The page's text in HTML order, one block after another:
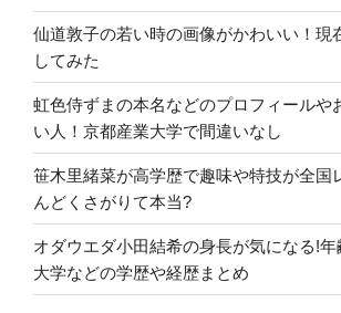
仙道敦子の若い時の画像がかわいい！現
してみた
虹色侍ずまの本名などのプロフィールや
い人！京都産業大学で間違いなし
笹木里緒菜が高学歴で趣味や特技が全国
んどくさがりて本当?
オダウエダ小田結希の身長が気になる!年
大学などの学歴や経歴まとめ